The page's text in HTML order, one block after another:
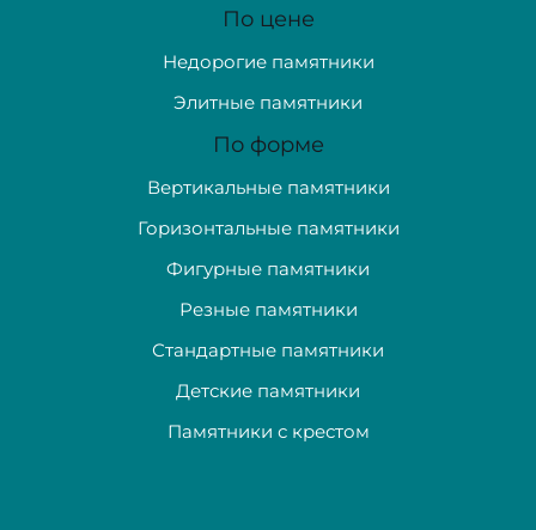
По цене
Недорогие памятники
Элитные памятники
По форме
Вертикальные памятники
Горизонтальные памятники
Фигурные памятники
Резные памятники
Стандартные памятники
Детские памятники
Памятники с крестом